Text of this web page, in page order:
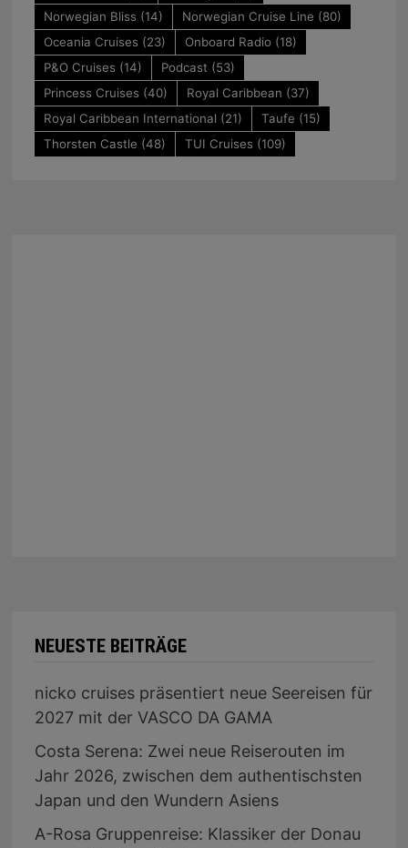
Norwegian Bliss (14) Norwegian Cruise Line (80)
Oceania Cruises (23) Onboard Radio(18)
P&O Cruises (14) Podcast(53)
Princess Cruises (40) Royal Caribbean (37)
Royal Caribbean International (21) Taufe (15)
Thorsten Castle (48) TUI Cruises (109)
NEUESTE BEITRÄGE
nicko cruises präsentiert neue Seereisen für
2027 mit der VASCO DA GAMA
Costa Serena: Zwei neue Reiserouten im
Jahr 2026, zwischen dem authentischsten
Japan und den Wundern Asiens
A-Rosa Gruppenreise: Klassiker der Donau